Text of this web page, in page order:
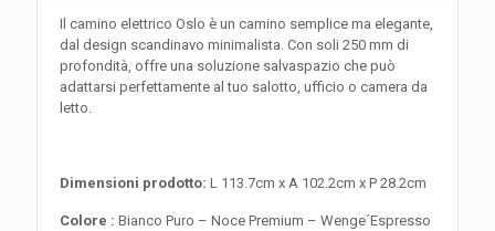
Il camino elettrico Oslo è un camino semplice ma elegante,
dal design scandinavo minimalista. Con soli 250 mm di
profondità, offre una soluzione salvaspazio che può
adattarsi perfettamente al tuo salotto, ufficio o camera da
letto.
Dimensioni prodotto: L 113.7cm x A 102.2cm x P 28.2cm
Colore : Bianco Puro – Noce Premium – Wenge´Espresso